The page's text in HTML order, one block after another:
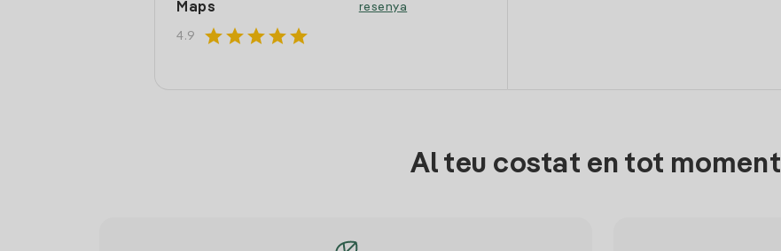
Maps
4.9 starstarstarstarstar
resenya
Al teu costat en tot moment